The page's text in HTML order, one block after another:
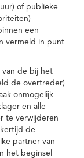
of publieke
een
vermeld in punt
van de bij het
de overtreder)
onmogelijk
en alle
te verwijderen
de
partner van
het beginsel